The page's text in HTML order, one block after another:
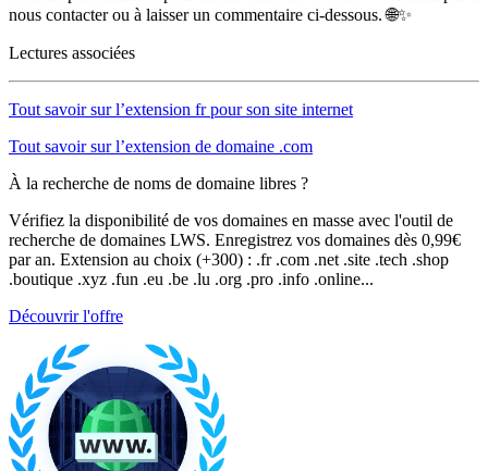
nous contacter ou à laisser un commentaire ci-dessous. 🌐✨
Lectures associées
Tout savoir sur l’extension fr pour son site internet
Tout savoir sur l’extension de domaine .com
À la recherche de noms de domaine libres ?
Vérifiez la disponibilité de vos domaines en masse avec l'outil de
recherche de domaines LWS. Enregistrez vos domaines dès 0,99€
par an. Extension au choix (+300) : .fr .com .net .site .tech .shop
.boutique .xyz .fun .eu .be .lu .org .pro .info .online...
Découvrir l'offre